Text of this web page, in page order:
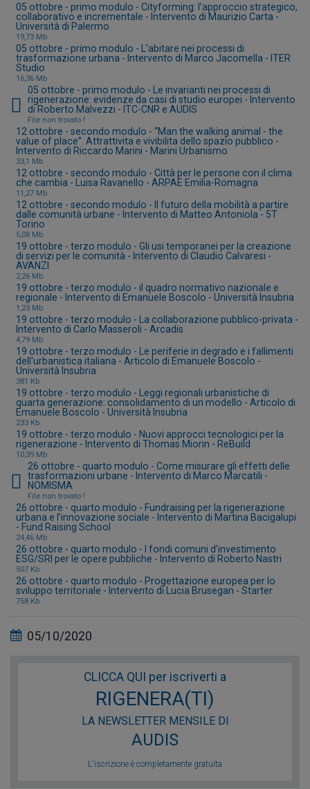
05 ottobre - primo modulo - Cityforming: l’approccio strategico,
collaborativo e incrementale - Intervento di Maurizio Carta -
Università di Palermo
19,73 Mb
05 ottobre - primo modulo - L’abitare nei processi di
trasformazione urbana - Intervento di Marco Jacomella - ITER
Studio
16,36 Mb
05 ottobre - primo modulo - Le invarianti nei processi di
rigenerazione: evidenze da casi di studio europei - Intervento
di Roberto Malvezzi - ITC-CNR e AUDIS
File non trovato !
12 ottobre - secondo modulo - “Man the walking animal - the
value of place”. Attrattivita e vivibilita dello spazio pubblico -
Intervento di Riccardo Marini - Marini Urbanismo
33,1 Mb
12 ottobre - secondo modulo - Città per le persone con il clima
che cambia - Luisa Ravanello - ARPAE Emilia-Romagna
11,27 Mb
12 ottobre - secondo modulo - Il futuro della mobilità a partire
dalle comunità urbane - Intervento di Matteo Antoniola - 5T
Torino
5,08 Mb
19 ottobre - terzo modulo - Gli usi temporanei per la creazione
di servizi per le comunità - Intervento di Claudio Calvaresi -
AVANZI
2,26 Mb
19 ottobre - terzo modulo - il quadro normativo nazionale e
regionale - Intervento di Emanuele Boscolo - Università Insubria
1,23 Mb
19 ottobre - terzo modulo - La collaborazione pubblico-privata -
Intervento di Carlo Masseroli - Arcadis
4,79 Mb
19 ottobre - terzo modulo - Le periferie in degrado e i fallimenti
dell'urbanistica italiana - Articolo di Emanuele Boscolo -
Università Insubria
381 Kb
19 ottobre - terzo modulo - Leggi regionali urbanistiche di
quarta generazione: consolidamento di un modello - Articolo di
Emanuele Boscolo - Università Insubria
233 Kb
19 ottobre - terzo modulo - Nuovi approcci tecnologici per la
rigenerazione - Intervento di Thomas Miorin - ReBuild
10,39 Mb
26 ottobre - quarto modulo - Come misurare gli effetti delle
trasformazioni urbane - Intervento di Marco Marcatili -
NOMISMA
File non trovato !
26 ottobre - quarto modulo - Fundraising per la rigenerazione
urbana e l’innovazione sociale - Intervento di Martina Bacigalupi
- Fund Raising School
24,46 Mb
26 ottobre - quarto modulo - I fondi comuni d’investimento
ESG/SRI per le opere pubbliche - Intervento di Roberto Nastri
507 Kb
26 ottobre - quarto modulo - Progettazione europea per lo
sviluppo territoriale - Intervento di Lucia Brusegan - Starter
758 Kb
05/10/2020
CLICCA QUI per iscriverti a
RIGENERA(TI)
LA NEWSLETTER MENSILE DI
AUDIS
L'iscrizione è completamente gratuita